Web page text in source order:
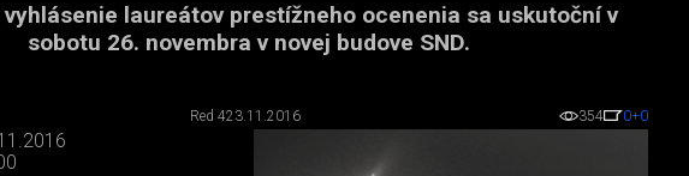
laureátov prestížneho ocenenia sa uskutoční v
sobotu 26. novembra v novej budove SND.
Red 423.11.2016 354 0+0